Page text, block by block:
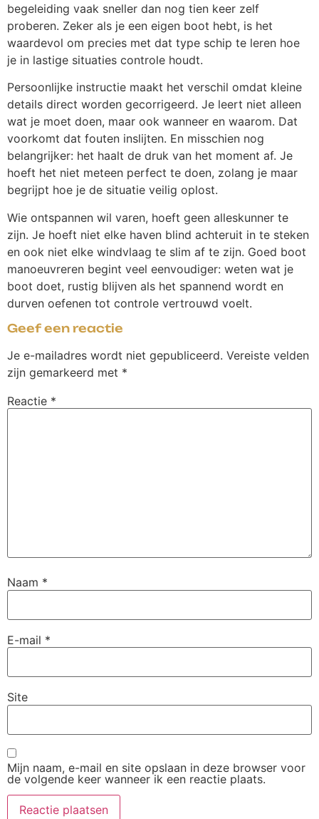
begeleiding vaak sneller dan nog tien keer zelf
proberen. Zeker als je een eigen boot hebt, is het
waardevol om precies met dat type schip te leren hoe
je in lastige situaties controle houdt.
Persoonlijke instructie maakt het verschil omdat kleine
details direct worden gecorrigeerd. Je leert niet alleen
wat je moet doen, maar ook wanneer en waarom. Dat
voorkomt dat fouten inslijten. En misschien nog
belangrijker: het haalt de druk van het moment af. Je
hoeft het niet meteen perfect te doen, zolang je maar
begrijpt hoe je de situatie veilig oplost.
Wie ontspannen wil varen, hoeft geen alleskunner te
zijn. Je hoeft niet elke haven blind achteruit in te steken
en ook niet elke windvlaag te slim af te zijn. Goed boot
manoeuvreren begint veel eenvoudiger: weten wat je
boot doet, rustig blijven als het spannend wordt en
durven oefenen tot controle vertrouwd voelt.
Geef een reactie
Je e-mailadres wordt niet gepubliceerd. Vereiste velden
zijn gemarkeerd met *
Reactie *
Naam *
E-mail *
Site
Mijn naam, e-mail en site opslaan in deze browser voor
de volgende keer wanneer ik een reactie plaats.